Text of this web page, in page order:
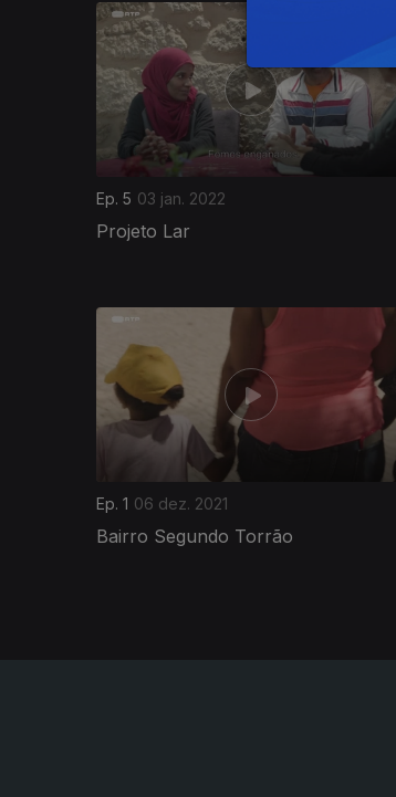
Ep. 5 03 jan. 2022
Projeto Lar
585499
Ep. 1 06 dez. 2021
Bairro Segundo Torrão
583952